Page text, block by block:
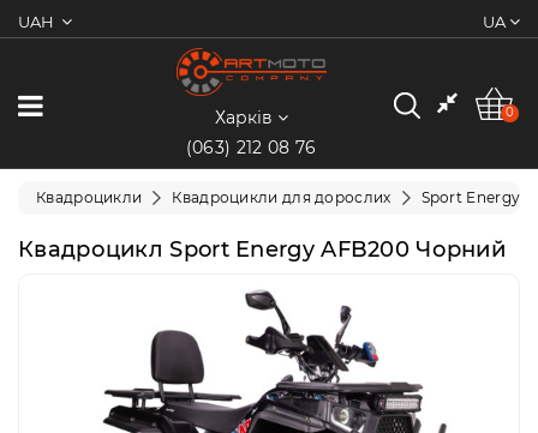
UAH UA
0
Категорії
Мотоцикли
Електротранспорт
Харків
(063) 212 08 76
0
Квадроцикли Квадроцикли для дорослих Sport Energy
Квадроцикл Sport Energy AFB200 Чорний